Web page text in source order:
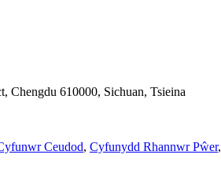
Chengdu 610000, Sichuan, Tsieina
Ceudod, Cyfunydd Rhannwr Pŵer,